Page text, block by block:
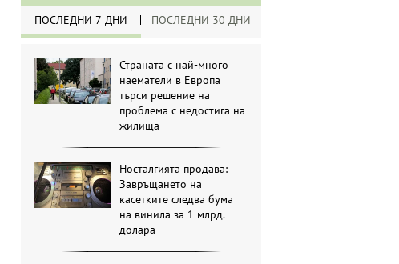
ПОСЛЕДНИ 7 ДНИ ПОСЛЕДНИ 30 ДНИ
Страната с най-много
наематели в Европа
търси решение на
проблема с недостига на
жилища
Носталгията продава:
Завръщането на
касетките следва бума
на винила за 1 млрд.
долара